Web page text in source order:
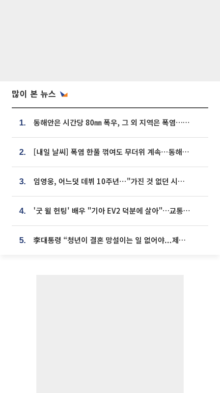
많이 본 뉴스
1. 동해안은 시간당 80㎜ 폭우, 그 외 지역은 폭염…‘극과 극 날씨’
2. [내일 날씨] 폭염 한풀 꺾여도 무더위 계속⋯동해안 이틀 연속 비
3. 임영웅, 어느덧 데뷔 10주년⋯"가진 것 없던 시절, 내 앞엔 20명의 팬뿐"
4. '굿 윌 헌팅' 배우 "기아 EV2 덕분에 살아"…교통사고 후 안전성 극찬
5. 李대통령 “청년이 결혼 망설이는 일 없어야...제도상 불이익 조사”